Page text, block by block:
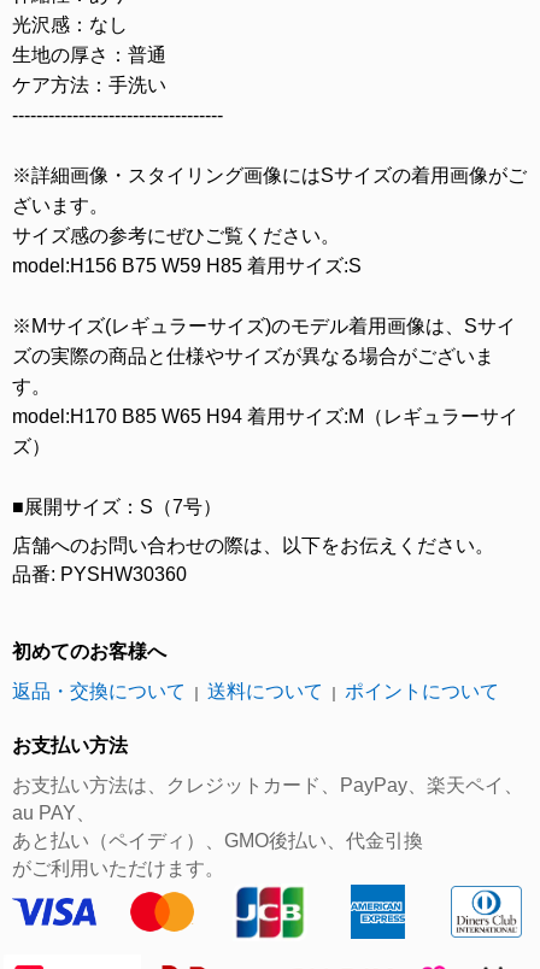
光沢感：なし
生地の厚さ：普通
ケア方法：手洗い
-----------------------------------
※詳細画像・スタイリング画像にはSサイズの着用画像がご
ざいます。
サイズ感の参考にぜひご覧ください。
model:H156 B75 W59 H85 着用サイズ:S
※Mサイズ(レギュラーサイズ)のモデル着用画像は、Sサイ
ズの実際の商品と仕様やサイズが異なる場合がございま
す。
model:H170 B85 W65 H94 着用サイズ:M（レギュラーサイ
ズ）
■展開サイズ：S（7号）
店舗へのお問い合わせの際は、以下をお伝えください。
品番: PYSHW30360
初めてのお客様へ
返品・交換について
送料について ポイントについて
お支払い方法
お支払い方法は、クレジットカード、PayPay、楽天ペイ、
au PAY、
あと払い（ペイディ）、GMO後払い、代金引換
がご利用いただけます。